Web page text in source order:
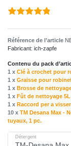
Référence de l’article
Fabricant: ich-zapfe
Contenu du pack
1 x Clé à crochet pour
1 x Graisse pour
1 x Brosse de
1 x Fût de nettoyage
1 x Raccord per a
10 x TM Desana Max -
tuyaux, 1 pc.
Détergent